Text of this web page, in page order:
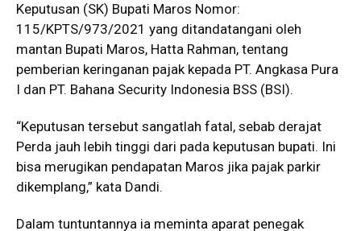
Keputusan (SK) Bupati Maros Nomor:
115/KPTS/973/2021 yang ditandatangani oleh
mantan Bupati Maros, Hatta Rahman, tentang
pemberian keringanan pajak kepada PT. Angkasa Pura
I dan PT. Bahana Security Indonesia BSS (BSI).
“Keputusan tersebut sangatlah fatal, sebab derajat
Perda jauh lebih tinggi dari pada keputusan bupati. Ini
bisa merugikan pendapatan Maros jika pajak parkir
dikemplang,” kata Dandi.
Dalam tuntuntannya ia meminta aparat penegak